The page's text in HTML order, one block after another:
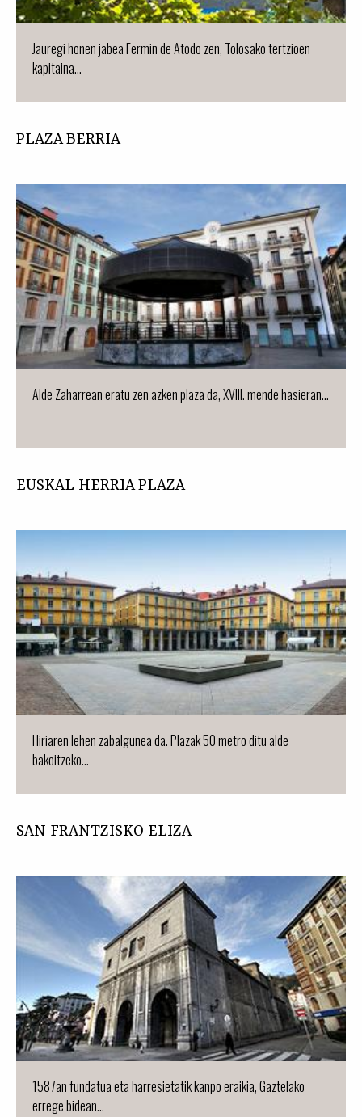
Jauregi honen jabea Fermin de Atodo zen, Tolosako tertzioen
kapitaina...
PLAZA BERRIA
Alde Zaharrean eratu zen azken plaza da, XVIII. mende hasieran...
EUSKAL HERRIA PLAZA
Hiriaren lehen zabalgunea da. Plazak 50 metro ditu alde
bakoitzeko...
SAN FRANTZISKO ELIZA
1587an fundatua eta harresietatik kanpo eraikia, Gaztelako
errege bidean...